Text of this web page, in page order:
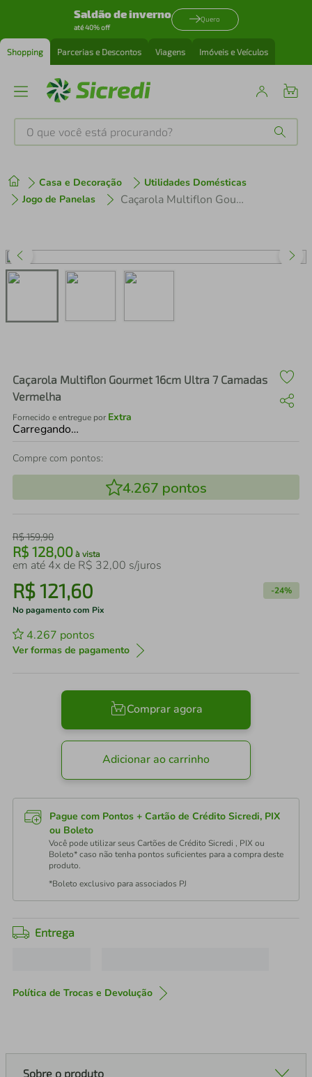
Saldão de inverno
até 40% off
Quero
Shopping Parcerias e Descontos Viagens Imóveis e Veículos
O que você está procurando?
Casa e Decoração
Utilidades Domésticas
Jogo de Panelas
Caçarola Multiflon Gourmet 16cm Ultra 7 Camadas Vermelha
Caçarola Multiflon Gourmet 16cm Ultra 7 Camadas
Vermelha
Fornecido e entregue por Extra
Carregando…
Compre com pontos:
4.267 pontos
R$159,90
R$ 128,00 à vista
em até 4x de R$ 32,00 s/juros
R$121,60 -24%
No pagamento com Pix
4.267 pontos
Ver formas de pagamento
Comprar agora
Adicionar ao carrinho
Pague com Pontos + Cartão de Crédito Sicredi, PIX
ou Boleto
Você pode utilizar seus Cartões de Crédito Sicredi , PIX ou
Boleto* caso não tenha pontos suficientes para a compra deste
produto.
*Boleto exclusivo para associados PJ
Entrega
Política de Trocas e Devolução
Sobre o produto
1º tenis
3º perfume